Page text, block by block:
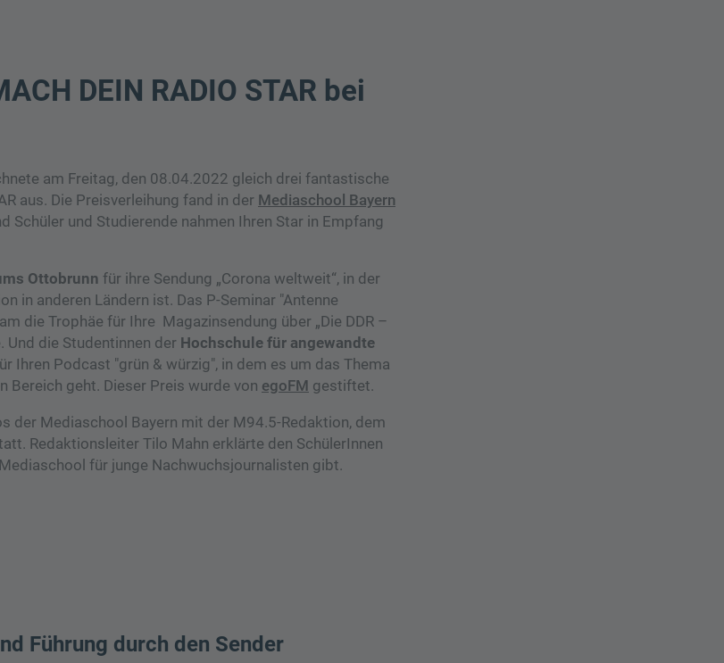
DEIN RADIO STAR bei
am Freitag, den 08.04.2022 gleich drei fantastische
aus. Die Preisverleihung fand in der Mediaschool Bayern
Schüler und Studierende nahmen Ihren Star in Empfang
Ottobrunn für ihre Sendung „Corona weltweit“, in der
in anderen Ländern ist. Das P-Seminar "Antenne
die Trophäe für Ihre Magazinsendung über „Die DDR –
Und die Studentinnen der Hochschule für angewandte
Ihren Podcast "grün & würzig", in dem es um das Thema
geht. Dieser Preis wurde von egoFM gestiftet.
der Mediaschool Bayern mit der M94.5-Redaktion, dem
Redaktionsleiter Tilo Mahn erklärte den SchülerInnen
für junge Nachwuchsjournalisten gibt.
Führung durch den Sender